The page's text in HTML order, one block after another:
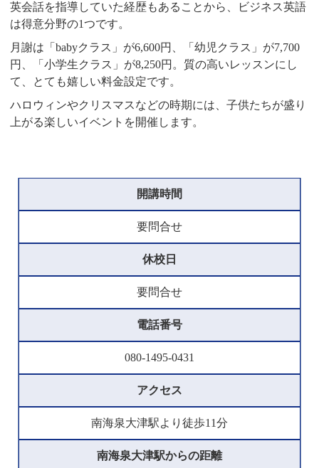
英会話を指導していた経歴もあることから、ビジネス英語
は得意分野の1つです。
月謝は「babyクラス」が6,600円、「幼児クラス」が7,700
円、「小学生クラス」が8,250円。質の高いレッスンにし
て、とても嬉しい料金設定です。
ハロウィンやクリスマスなどの時期には、子供たちが盛り
上がる楽しいイベントを開催します。
開講時間
要問合せ
休校日
要問合せ
電話番号
080-1495-0431
アクセス
南海泉大津駅より徒歩11分
南海泉大津駅からの距離